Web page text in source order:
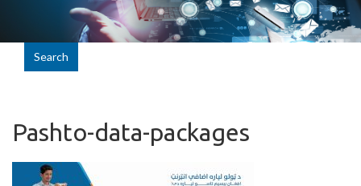
Search
Pashto-data-packages